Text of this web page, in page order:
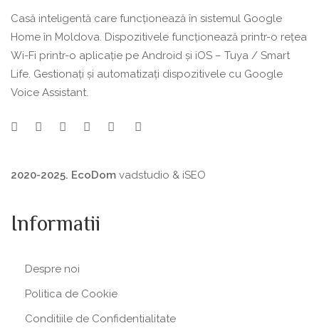
Casă inteligentă care funcționează în sistemul Google
Home în Moldova. Dispozitivele funcționează printr-o rețea
Wi-Fi printr-o aplicație pe Android și iOS – Tuya / Smart
Life. Gestionați și automatizați dispozitivele cu Google
Voice Assistant.
2020-2025. EcoDom vadstudio & iSEO
Informatii
Despre noi
Politica de Сookie
Conditiile de Confidentialitate